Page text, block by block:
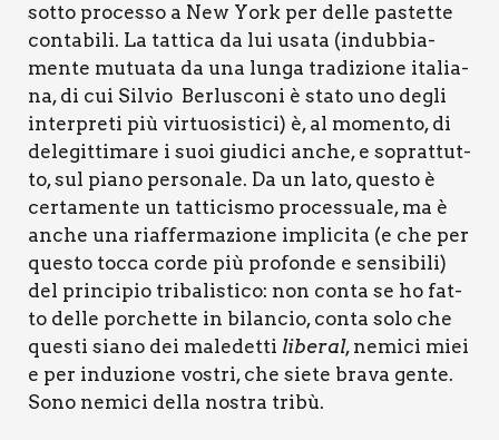
sot­to pro­ces­so a New York per del­le pastet­te
con­ta­bi­li. La tat­ti­ca da lui usa­ta (indub­bia­
men­te mutua­ta da una lun­ga tra­di­zio­ne ita­lia­
na, di cui Sil­vio Ber­lu­sco­ni è sta­to uno degli
inter­pre­ti più vir­tuo­si­sti­ci) è, al momen­to, di
dele­git­ti­ma­re i suoi giu­di­ci anche, e soprat­tut­
to, sul pia­no per­so­na­le. Da un lato, que­sto è
cer­ta­men­te un tat­ti­ci­smo pro­ces­sua­le, ma è
anche una riaf­fer­ma­zio­ne impli­ci­ta (e che per
que­sto toc­ca cor­de più pro­fon­de e sen­si­bi­li)
del prin­ci­pio tri­ba­li­sti­co: non con­ta se ho fat­
to del­le por­chet­te in bilan­cio, con­ta solo che
que­sti sia­no dei male­det­ti libe­ral, nemi­ci miei
e per indu­zio­ne vostri, che sie­te bra­va gen­te.
Sono nemi­ci del­la nostra tri­bù.